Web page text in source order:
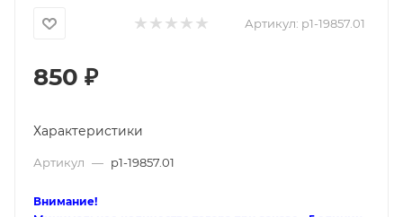
Артикул: p1-19857.01
850 ₽
Характеристики
Артикул — p1-19857.01
Внимание!